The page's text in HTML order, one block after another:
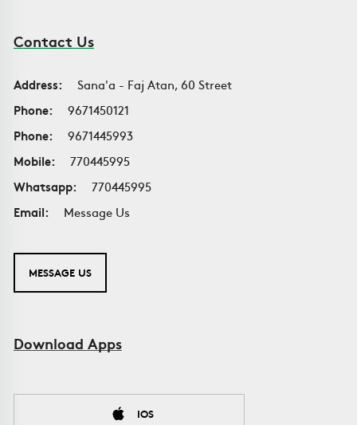
Contact Us
Address:
Sana'a - Faj Atan, 60 Street
Phone:
9671450121
Phone:
9671445993
Mobile:
770445995
Whatsapp:
770445995
Email:
Message Us
MESSAGE US
Download Apps
IOS